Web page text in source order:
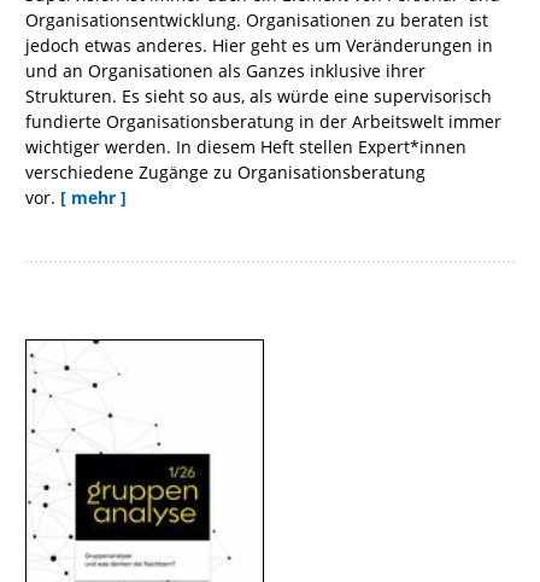
Organisationsentwicklung. Organisationen zu beraten ist
jedoch etwas anderes. Hier geht es um Veränderungen in
und an Organisationen als Ganzes inklusive ihrer
Strukturen. Es sieht so aus, als würde eine supervisorisch
fundierte Organisationsberatung in der Arbeitswelt immer
wichtiger werden. In diesem Heft stellen Expert*innen
verschiedene Zugänge zu Organisationsberatung
vor. [ mehr ]